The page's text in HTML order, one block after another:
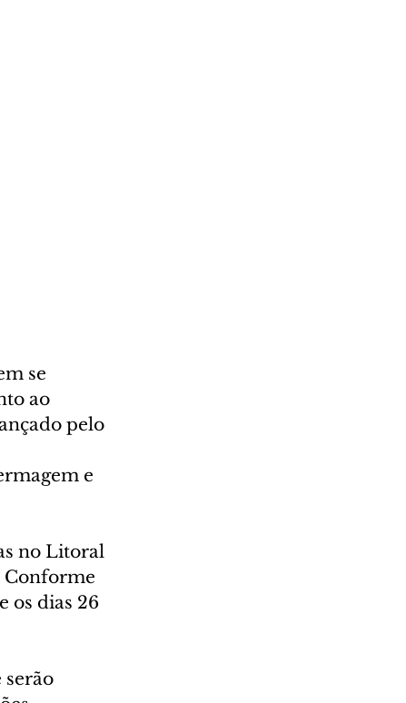
se
ao
pelo
e
no Litoral
Conforme
os dias 26
serão